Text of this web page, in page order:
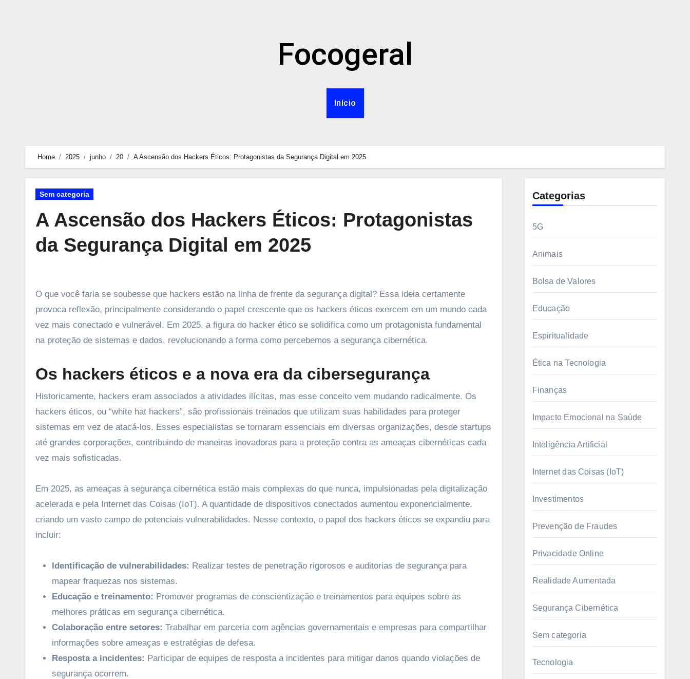
Focogeral
Início
Home 2025 junho 20 A Ascensão dos Hackers Éticos: Protagonistas da Segurança Digital em 2025
Sem categoria
A Ascensão dos Hackers Éticos: Protagonistas
da Segurança Digital em 2025
O que você faria se soubesse que hackers estão na linha de frente da segurança digital? Essa ideia certamente
provoca reflexão, principalmente considerando o papel crescente que os hackers éticos exercem em um mundo cada
vez mais conectado e vulnerável. Em 2025, a figura do hacker ético se solidifica como um protagonista fundamental
na proteção de sistemas e dados, revolucionando a forma como percebemos a segurança cibernética.
Os hackers éticos e a nova era da cibersegurança
Historicamente, hackers eram associados a atividades ilícitas, mas esse conceito vem mudando radicalmente. Os
hackers éticos, ou “white hat hackers”, são profissionais treinados que utilizam suas habilidades para proteger
sistemas em vez de atacá-los. Esses especialistas se tornaram essenciais em diversas organizações, desde startups
até grandes corporações, contribuindo de maneiras inovadoras para a proteção contra as ameaças cibernéticas cada
vez mais sofisticadas.
Em 2025, as ameaças à segurança cibernética estão mais complexas do que nunca, impulsionadas pela digitalização
acelerada e pela Internet das Coisas (IoT). A quantidade de dispositivos conectados aumentou exponencialmente,
criando um vasto campo de potenciais vulnerabilidades. Nesse contexto, o papel dos hackers éticos se expandiu para
incluir:
Identificação de vulnerabilidades: Realizar testes de penetração rigorosos e auditorias de segurança para
mapear fraquezas nos sistemas.
Educação e treinamento: Promover programas de conscientização e treinamentos para equipes sobre as
melhores práticas em segurança cibernética.
Colaboração entre setores: Trabalhar em parceria com agências governamentais e empresas para compartilhar
informações sobre ameaças e estratégias de defesa.
Resposta a incidentes: Participar de equipes de resposta a incidentes para mitigar danos quando violações de
segurança ocorrem.
Categorias
5G
Animais
Bolsa de Valores
Educação
Espiritualidade
Ética na Tecnologia
Finanças
Impacto Emocional na Saúde
Inteligência Artificial
Internet das Coisas (IoT)
Investimentos
Prevenção de Fraudes
Privacidade Online
Realidade Aumentada
Segurança Cibernética
Sem categoria
Tecnologia